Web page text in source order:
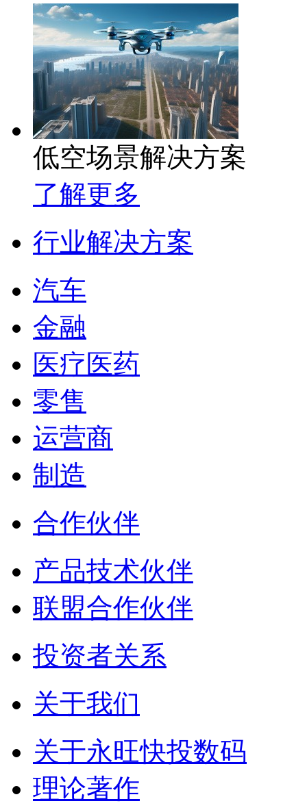
低空场景解决方案
了解更多
行业解决方案
汽车
金融
医疗医药
零售
运营商
制造
合作伙伴
产品技术伙伴
联盟合作伙伴
投资者关系
关于我们
关于永旺快投数码
理论著作